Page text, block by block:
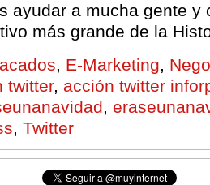
ayudar a mucha gente y
más grande de la
, E-Marketing,
twitter, acción twitter
,
, Twitter